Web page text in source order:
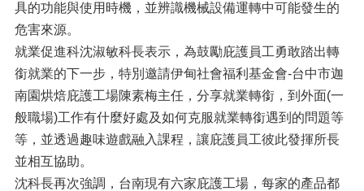
具的功能與使用時機，並辨識機械設備運轉中可能發生的
危害來源。
就業促進科沈淑敏科長表示，為鼓勵庇護員工勇敢踏出轉
銜就業的下一步，特別邀請伊甸社會福利基金會-台中市迦
南園烘焙庇護工場陳素梅主任，分享就業轉銜，到外面(一
般職場)工作有什麼好處及如何克服就業轉銜遇到的問題等
等，並透過趣味遊戲融入課程，讓庇護員工彼此發揮所長
並相互協助。
沈科長再次強調，台南現有六家庇護工場，每家的產品都